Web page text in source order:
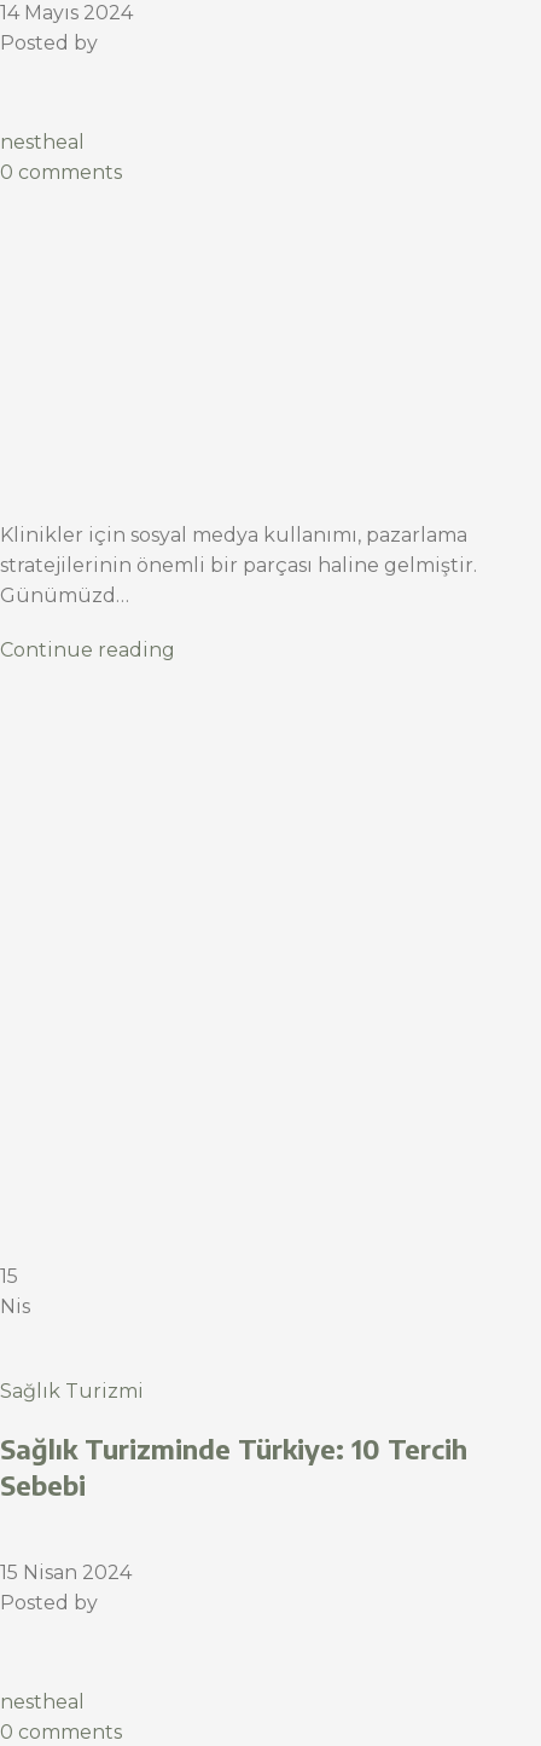
14 Mayıs 2024
Posted by
nestheal
0 comments
Klinikler için sosyal medya kullanımı, pazarlama
stratejilerinin önemli bir parçası haline gelmiştir.
Günümüzd…
Continue reading
15
Nis
Sağlık Turizmi
Sağlık Turizminde Türkiye: 10 Tercih
Sebebi
15 Nisan 2024
Posted by
nestheal
0 comments